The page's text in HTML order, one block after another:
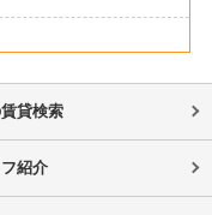
貸検索
紹介